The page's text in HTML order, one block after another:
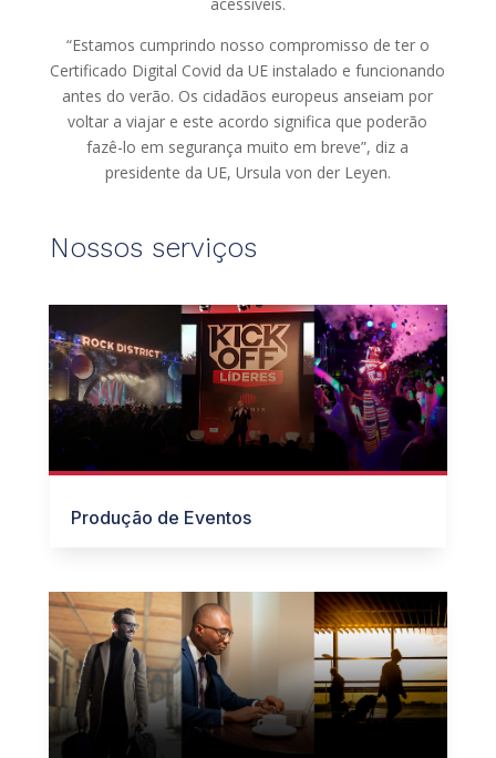
“Estamos cumprindo nosso compromisso de ter o
Certificado Digital Covid da UE instalado e funcionando
antes do verão. Os cidadãos europeus anseiam por
voltar a viajar e este acordo significa que poderão
fazê-lo em segurança muito em breve”, diz a
presidente da UE, Ursula von der Leyen.
Nossos serviços
Produção de Eventos